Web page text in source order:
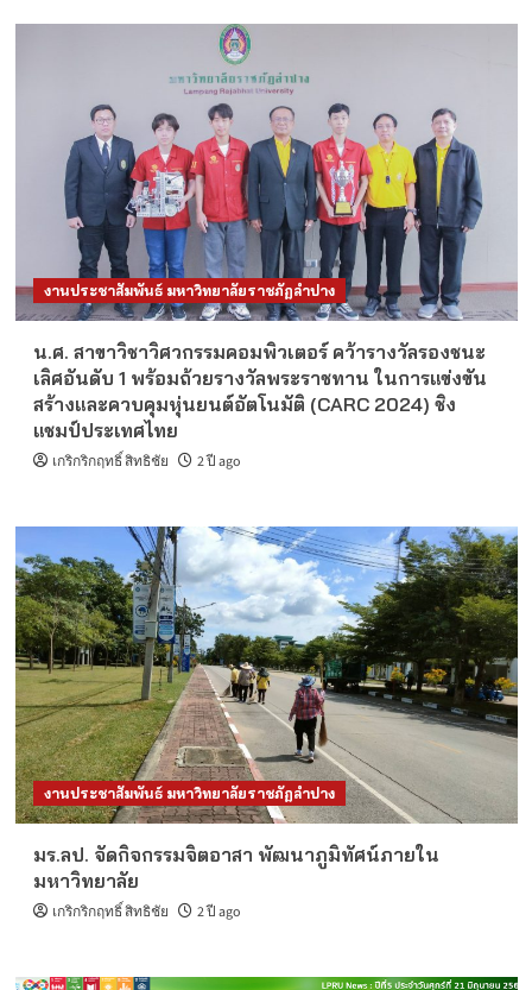
งานประชาสัมพันธ์ มหาวิทยาลัยราชภัฏลำปาง
น.ศ. สาขาวิชาวิศวกรรมคอมพิวเตอร์ คว้ารางวัลรองชนะ
เลิศอันดับ 1 พร้อมถ้วยรางวัลพระราชทาน ในการแข่งขัน
สร้างและควบคุมหุ่นยนต์อัตโนมัติ (CARC 2024) ชิง
แชมป์ประเทศไทย
เกริกริกฤทธิ์ สิทธิชัย 2 ปี ago
งานประชาสัมพันธ์ มหาวิทยาลัยราชภัฏลำปาง
มร.ลป. จัดกิจกรรมจิตอาสา พัฒนาภูมิทัศน์ภายใน
มหาวิทยาลัย
เกริกริกฤทธิ์ สิทธิชัย 2 ปี ago